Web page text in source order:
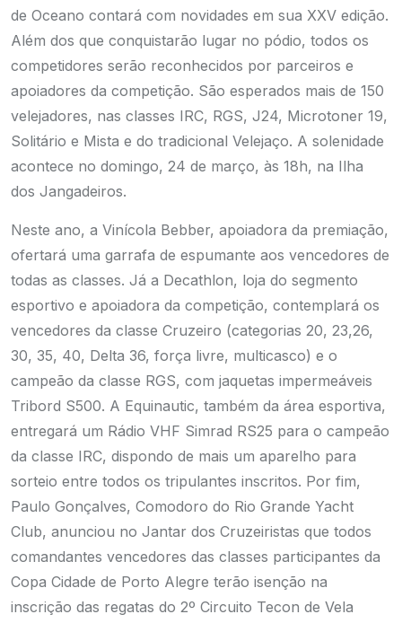
de Oceano contará com novidades em sua XXV edição.
Além dos que conquistarão lugar no pódio, todos os
competidores serão reconhecidos por parceiros e
apoiadores da competição. São esperados mais de 150
velejadores, nas classes IRC, RGS, J24, Microtoner 19,
Solitário e Mista e do tradicional Velejaço. A solenidade
acontece no domingo, 24 de março, às 18h, na Ilha
dos Jangadeiros.
Neste ano, a Vinícola Bebber, apoiadora da premiação,
ofertará uma garrafa de espumante aos vencedores de
todas as classes. Já a Decathlon, loja do segmento
esportivo e apoiadora da competição, contemplará os
vencedores da classe Cruzeiro (categorias 20, 23,26,
30, 35, 40, Delta 36, força livre, multicasco) e o
campeão da classe RGS, com jaquetas impermeáveis
Tribord S500. A Equinautic, também da área esportiva,
entregará um Rádio VHF Simrad RS25 para o campeão
da classe IRC, dispondo de mais um aparelho para
sorteio entre todos os tripulantes inscritos. Por fim,
Paulo Gonçalves, Comodoro do Rio Grande Yacht
Club, anunciou no Jantar dos Cruzeiristas que todos
comandantes vencedores das classes participantes da
Copa Cidade de Porto Alegre terão isenção na
inscrição das regatas do 2º Circuito Tecon de Vela